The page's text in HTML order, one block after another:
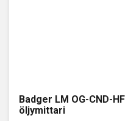
Badger LM OG-CND-
öljymittari